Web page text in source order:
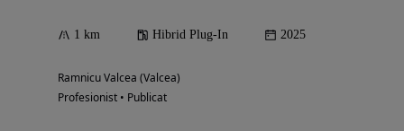
1 km Hibrid Plug-In 2025
Ramnicu Valcea (Valcea)
Profesionist • Publicat